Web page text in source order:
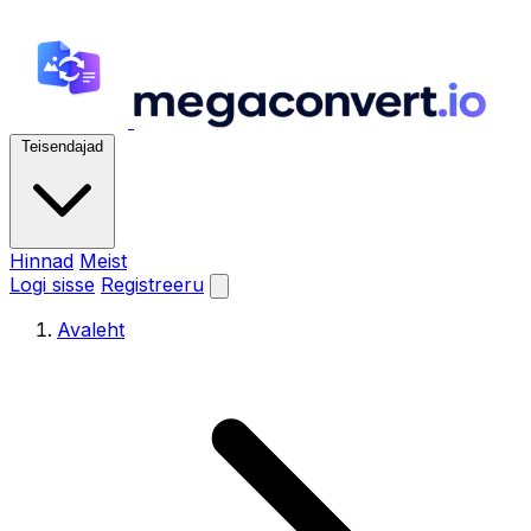
Teisendajad
Hinnad Meist
Logi sisse Registreeru
Avaleht